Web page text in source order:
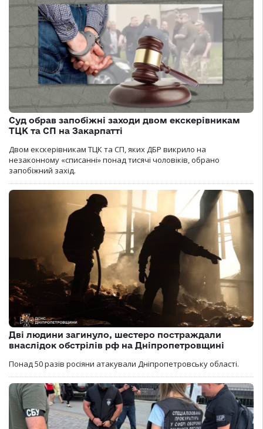
Суд обрав запобіжні заходи двом екскерівникам
ТЦК та СП на Закарпатті
Двом екскерівникам ТЦК та СП, яких ДБР викрило на
незаконному «списанні» понад тисячі чоловіків, обрано
запобіжний захід.
Дві людини загинуло, шестеро постраждали
внаслідок обстрілів рф на Дніпропетровщині
Понад 50 разів росіяни атакували Дніпропетровську області.